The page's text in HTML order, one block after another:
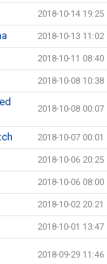
2018-10-14 19:25
2018-10-13 11:02
2018-10-11 08:40
2018-10-08 10:38
2018-10-08 00:07
2018-10-07 00:01
2018-10-06 20:25
2018-10-06 08:00
2018-10-02 20:21
2018-10-01 13:47
2018-09-29 11:46